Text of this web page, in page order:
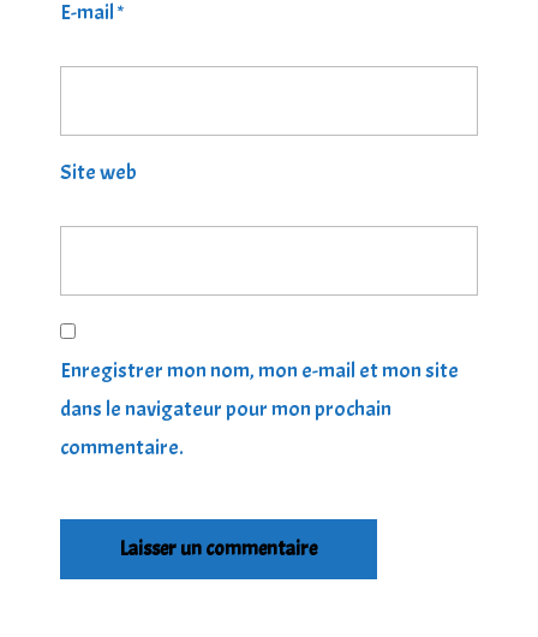
E-mail*
Site web
Enregistrer mon nom, mon e-mail et mon site
dans le navigateur pour mon prochain
commentaire.